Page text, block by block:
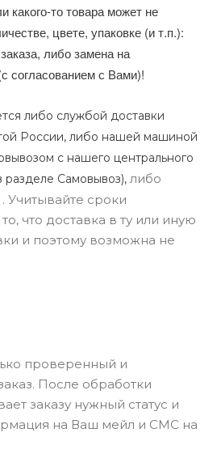
какого-то товара может не
цвете, упаковке (и т.п.):
либо замена на
согласованием с Вами)!
либо службой доставки
России, либо нашей машиной
с нашего центрального
разделе Самовывоз), либо
Учитывайте сроки
что доставка в ту или иную
и поэтому возможна не
проверенный и
После обработки
заказу нужный статус и
на Ваш мейл и СМС на